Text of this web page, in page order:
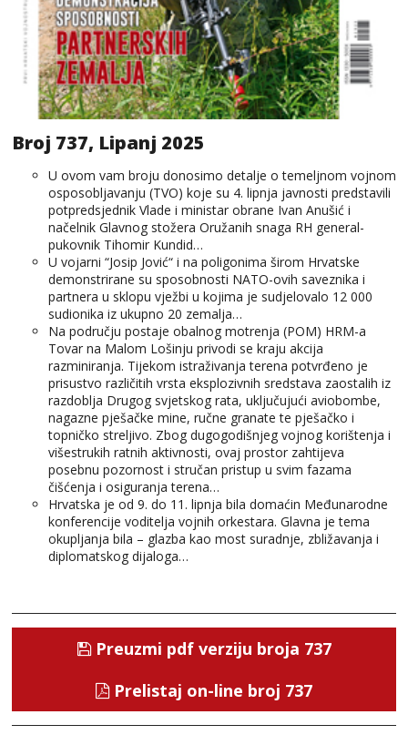
Broj 737, Lipanj 2025
U ovom vam broju donosimo detalje o temeljnom vojnom
osposobljavanju (TVO) koje su 4. lipnja javnosti predstavili
potpredsjednik Vlade i ministar obrane Ivan Anušić i
načelnik Glavnog stožera Oružanih snaga RH general-
pukovnik Tihomir Kundid…
U vojarni “Josip Jović“ i na poligonima širom Hrvatske
demonstrirane su sposobnosti NATO-ovih saveznika i
partnera u sklopu vježbi u kojima je sudjelovalo 12 000
sudionika iz ukupno 20 zemalja…
Na području postaje obalnog motrenja (POM) HRM-a
Tovar na Malom Lošinju privodi se kraju akcija
razminiranja. Tijekom istraživanja terena potvrđeno je
prisustvo različitih vrsta eksplozivnih sredstava zaostalih iz
razdoblja Drugog svjetskog rata, uključujući aviobombe,
nagazne pješačke mine, ručne granate te pješačko i
topničko streljivo. Zbog dugogodišnjeg vojnog korištenja i
višestrukih ratnih aktivnosti, ovaj prostor zahtijeva
posebnu pozornost i stručan pristup u svim fazama
čišćenja i osiguranja terena…
Hrvatska je od 9. do 11. lipnja bila domaćin Međunarodne
konferencije voditelja vojnih orkestara. Glavna je tema
okupljanja bila – glazba kao most suradnje, zbližavanja i
diplomatskog dijaloga…
Preuzmi pdf verziju broja 737
Prelistaj on-line broj 737